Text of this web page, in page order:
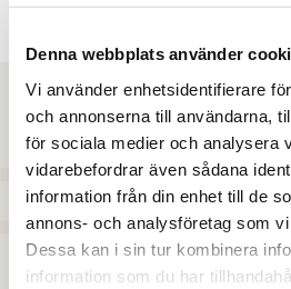
Denna webbplats använder
Vi använder enhetsidentifierare
och annonserna till användarna,
för sociala medier och analysera
vidarebefordrar även sådana
information från din enhet till de
annons- och analysföretag som
Dessa kan i sin tur kombinera
information som du har
För ytterligare information:
”Det har varit ett
marknaden vilket är
Trelleborg som stad
stora intresse för